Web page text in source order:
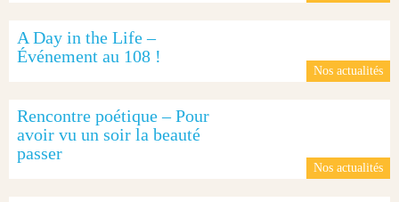
Nos actualités
A Day in the Life –
Événement au 108 !
Nos actualités
Rencontre poétique – Pour
avoir vu un soir la beauté
passer